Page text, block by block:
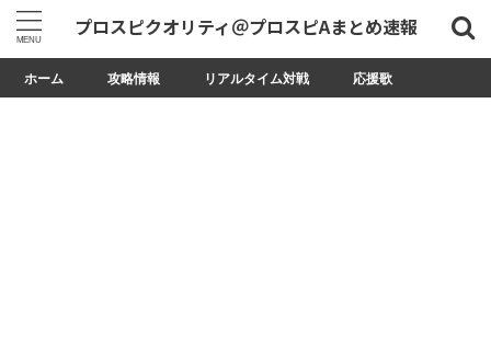
プロスピクオリティ＠プロスピAまとめ速報
ホーム 攻略情報 リアルタイム対戦 応援歌